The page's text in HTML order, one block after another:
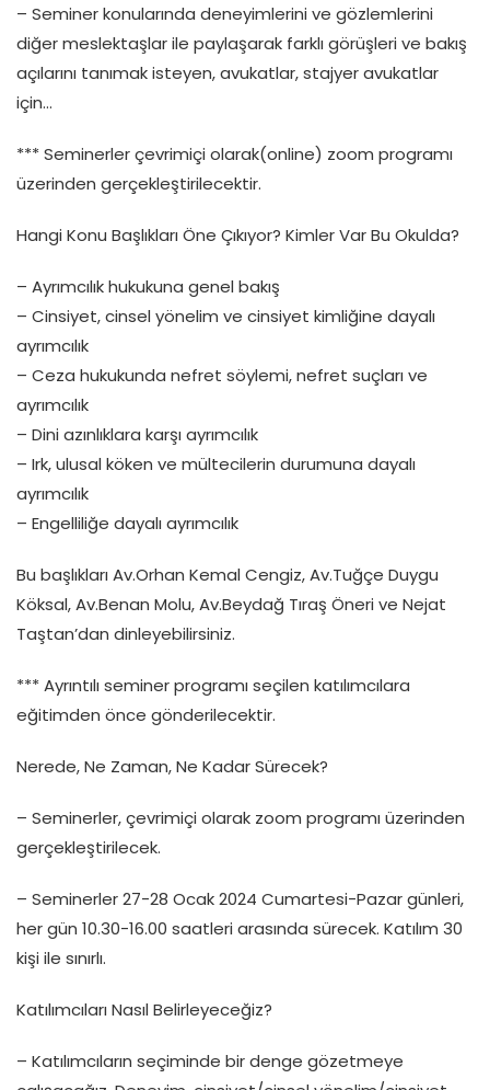
– Seminer konularında deneyimlerini ve gözlemlerini
diğer meslektaşlar ile paylaşarak farklı görüşleri ve bakış
açılarını tanımak isteyen, avukatlar, stajyer avukatlar
için…
*** Seminerler çevrimiçi olarak(online) zoom programı
üzerinden gerçekleştirilecektir.
Hangi Konu Başlıkları Öne Çıkıyor? Kimler Var Bu Okulda?
– Ayrımcılık hukukuna genel bakış
– Cinsiyet, cinsel yönelim ve cinsiyet kimliğine dayalı
ayrımcılık
– Ceza hukukunda nefret söylemi, nefret suçları ve
ayrımcılık
– Dini azınlıklara karşı ayrımcılık
– Irk, ulusal köken ve mültecilerin durumuna dayalı
ayrımcılık
– Engelliliğe dayalı ayrımcılık
Bu başlıkları Av.Orhan Kemal Cengiz, Av.Tuğçe Duygu
Köksal, Av.Benan Molu, Av.Beydağ Tıraş Öneri ve Nejat
Taştan’dan dinleyebilirsiniz.
*** Ayrıntılı seminer programı seçilen katılımcılara
eğitimden önce gönderilecektir.
Nerede, Ne Zaman, Ne Kadar Sürecek?
– Seminerler, çevrimiçi olarak zoom programı üzerinden
gerçekleştirilecek.
– Seminerler 27-28 Ocak 2024 Cumartesi-Pazar günleri,
her gün 10.30-16.00 saatleri arasında sürecek. Katılım 30
kişi ile sınırlı.
Katılımcıları Nasıl Belirleyeceğiz?
– Katılımcıların seçiminde bir denge gözetmeye